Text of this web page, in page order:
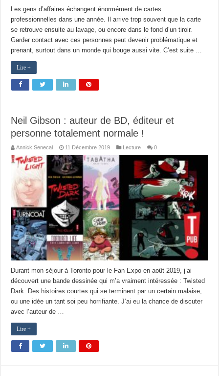
Les gens d’affaires échangent énormément de cartes
professionnelles dans une année. Il arrive trop souvent que la carte
se retrouve ensuite au lavage, ou encore dans le fond d’un tiroir.
Garder contact avec ces personnes peut devenir problématique et
prenant, surtout dans un monde qui bouge aussi vite. C’est suite …
Lire +
Neil Gibson : auteur de BD, éditeur et
personne totalement normale !
Annick Senecal 11 Décembre 2019 Lecture 0
Durant mon séjour à Toronto pour le Fan Expo en août 2019, j’ai
découvert une bande dessinée qui m’a vraiment intéressée : Twisted
Dark. Des histoires courtes qui se terminent par un certain malaise,
ou une idée un tant soi peu horrifiante. J’ai eu la chance de discuter
avec l’auteur de …
Lire +